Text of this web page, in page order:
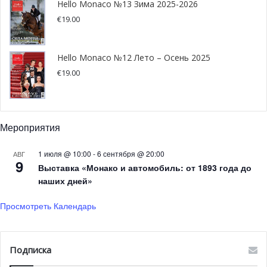
Пьер Бальделли и его сыновья Марко и Лука © Chez Pierre
В 2021 году при поддержке семьи Пьер Бальделли
реконструкции ресторан Chez Pierre, расположенный в
Hello Monaco №13 Зима 2025-2026
€19.00
Hello Monaco №12 Лето – Осень 2025
€19.00
Мероприятия
АВГ
9
1 июля @ 10:00 -6 сентября @ 20:00
Выставка «Монако и автомобиль: от 1893 года до
наших дней»
Просмотреть Календарь
Подписка